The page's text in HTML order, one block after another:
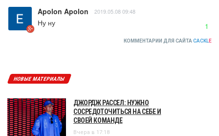
Apolon Apolon 2019.05.08 09:48
Ну ну 1
КОММЕНТАРИИ ДЛЯ САЙТА CACKLE
НОВЫЕ МАТЕРИАЛЫ
ДЖОРДЖ РАССЕЛ: НУЖНО
СОСРЕДОТОЧИТЬСЯ НА СЕБЕ И
СВОЕЙ КОМАНДЕ
Вчера в 17:18